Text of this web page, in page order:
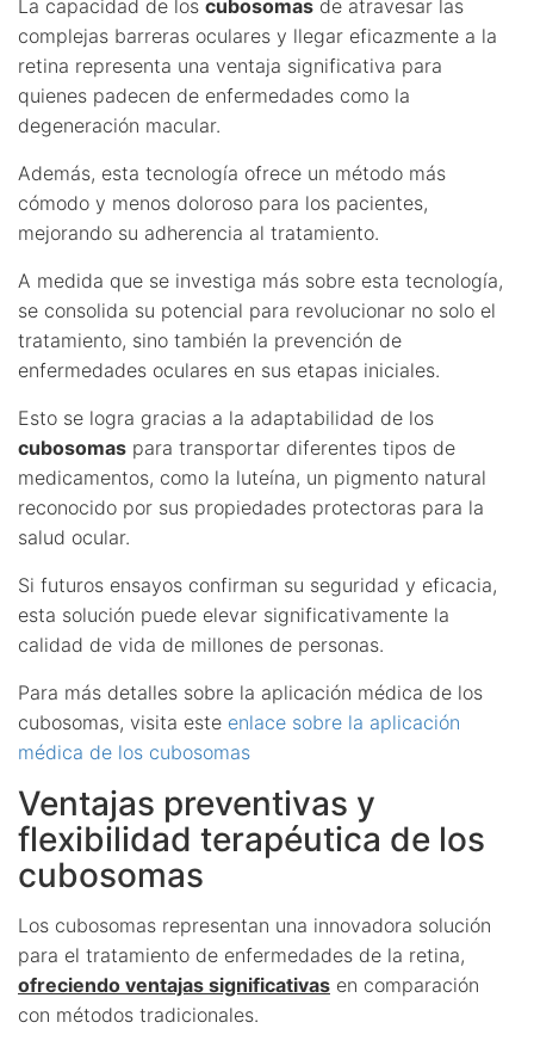
La capacidad de los cubosomas de atravesar las
complejas barreras oculares y llegar eficazmente a la
retina representa una ventaja significativa para
quienes padecen de enfermedades como la
degeneración macular.
Además, esta tecnología ofrece un método más
cómodo y menos doloroso para los pacientes,
mejorando su adherencia al tratamiento.
A medida que se investiga más sobre esta tecnología,
se consolida su potencial para revolucionar no solo el
tratamiento, sino también la prevención de
enfermedades oculares en sus etapas iniciales.
Esto se logra gracias a la adaptabilidad de los
cubosomas para transportar diferentes tipos de
medicamentos, como la luteína, un pigmento natural
reconocido por sus propiedades protectoras para la
salud ocular.
Si futuros ensayos confirman su seguridad y eficacia,
esta solución puede elevar significativamente la
calidad de vida de millones de personas.
Para más detalles sobre la aplicación médica de los
cubosomas, visita este enlace sobre la aplicación
médica de los cubosomas
Ventajas preventivas y
flexibilidad terapéutica de los
cubosomas
Los cubosomas representan una innovadora solución
para el tratamiento de enfermedades de la retina,
ofreciendo ventajas significativas en comparación
con métodos tradicionales.